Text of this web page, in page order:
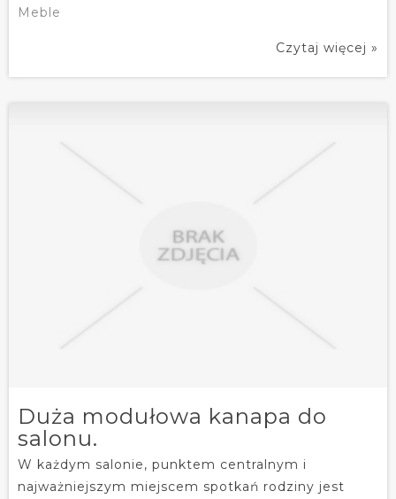
Meble
Czytaj więcej »
Duża modułowa kanapa do
salonu.
W każdym salonie, punktem centralnym i
najważniejszym miejscem spotkań rodziny jest